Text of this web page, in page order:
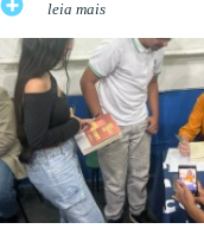
leia mais